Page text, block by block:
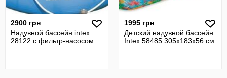
2900 грн
Надувной бассейн intex
28122 с фильтр-насосом
1995 грн
Детский надувной бассейн
Intex 58485 305x183х56 см